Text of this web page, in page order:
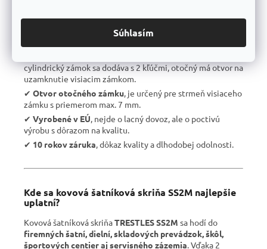
Súhlasím
, bez podnože, nožičky alebo sokel,
cylindrický zámok sa dodáva s 2 kľúčmi, otočný má otvor na
uzamknutie visiacim zámkom.
✔︎ Otvor otočného zámku , je určený pre strmeň visiaceho
zámku s priemerom max. 7 mm.
✔︎ Vyrobené v EÚ , nejde o lacný dovoz, ale o poctivú
výrobu s dôrazom na kvalitu.
✔︎ 10 rokov záruka , dôkaz kvality a dlhodobej odolnosti.
Kde sa kovová šatníková skriňa SS2M najlepšie
uplatní?
Kovová šatníková skriňaTRESTLES SS2M sa hodí do
firemných šatní, dielní, skladových prevádzok, škôl,
športových centier aj servisného zázemia . Vďaka 2